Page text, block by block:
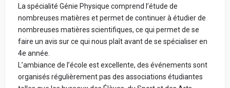
La spécialité Génie Physique comprend l’étude de
nombreuses matières et permet de continuer à étudier de
nombreuses matières scientifiques, ce qui permet de se
faire un avis sur ce qui nous plaît avant de se spécialiser en
4e année.
L’ambiance de l’école est excellente, des événements sont
organisés régulièrement pas des associations étudiantes